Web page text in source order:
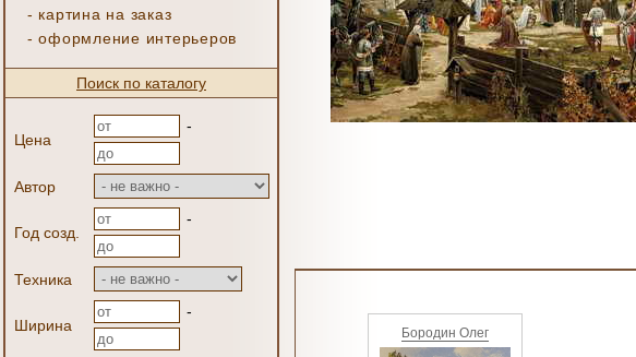
- картина на заказ
-оформление интерьеров
Поиск по каталогу
Цена
-
Автор
Год созд.
-
Техника
Ширина
-
Бородин Олег